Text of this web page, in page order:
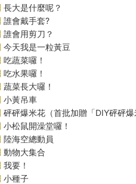
長大是什麼呢？
誰會戴手套?
誰會用剪刀？
今天我是一粒黃豆
吃蔬菜囉！
吃水果囉！
蔬菜長大囉！
小黃吊車
砰砰爆米花（首批加贈「DIY砰砰
小松鼠開澡堂囉！
陸海空總動員
動物大集合
我要！
小種子